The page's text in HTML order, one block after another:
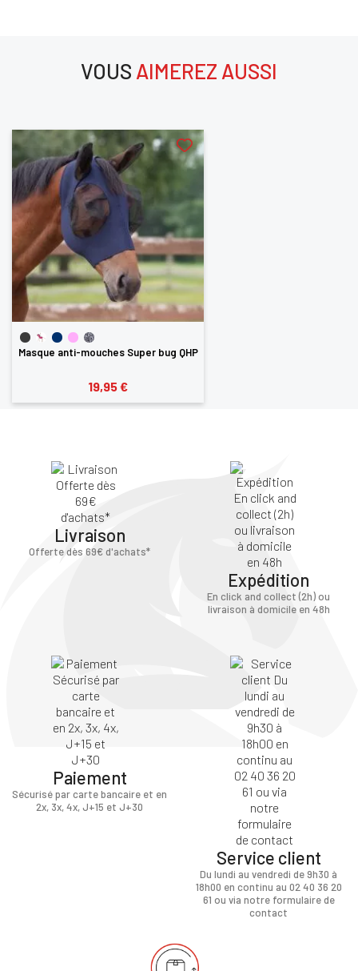
VOUS AIMEREZ AUSSI
Masque anti-mouches Super bug QHP
19,95 €
Livraison
Offerte dès 69€ d'achats*
Expédition
En click and collect (2h) ou
livraison à domicile en 48h
Paiement
Sécurisé par carte bancaire et en
2x, 3x, 4x, J+15 et J+30
Service client
Du lundi au vendredi de 9h30 à
18h00 en continu au 02 40 36 20
61 ou via notre formulaire de
contact